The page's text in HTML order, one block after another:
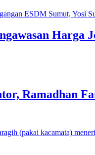
Ramadhan